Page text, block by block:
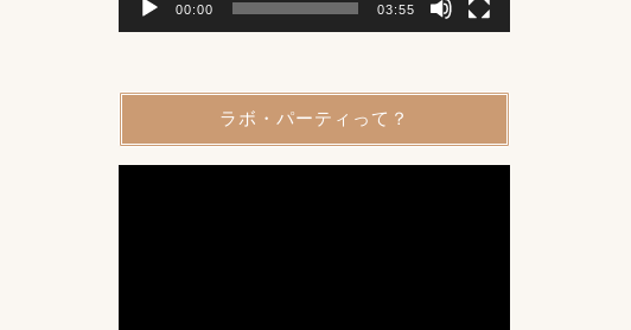
00:00 03:55
ラボ・パーティって？